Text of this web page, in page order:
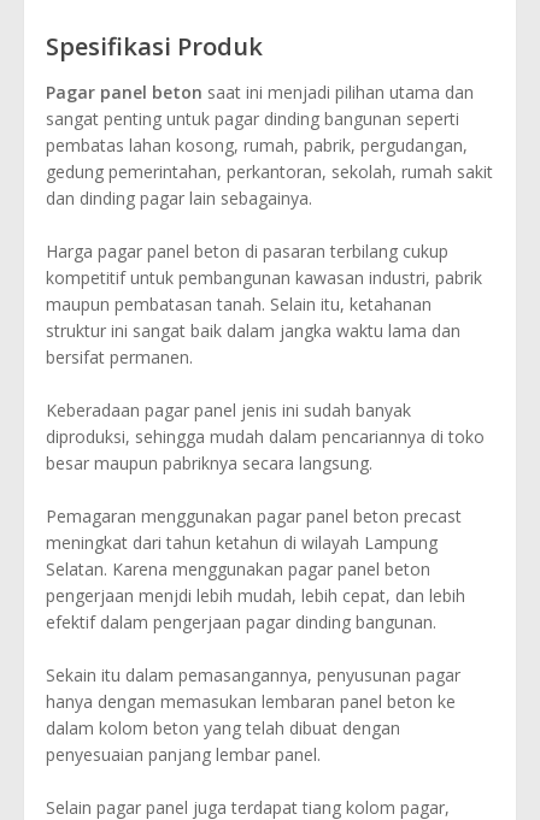
Spesifikasi Produk
Pagar panel beton saat ini menjadi pilihan utama dan
sangat penting untuk pagar dinding bangunan seperti
pembatas lahan kosong, rumah, pabrik, pergudangan,
gedung pemerintahan, perkantoran, sekolah, rumah sakit
dan dinding pagar lain sebagainya.
Harga pagar panel beton di pasaran terbilang cukup
kompetitif untuk pembangunan kawasan industri, pabrik
maupun pembatasan tanah. Selain itu, ketahanan
struktur ini sangat baik dalam jangka waktu lama dan
bersifat permanen.
Keberadaan pagar panel jenis ini sudah banyak
diproduksi, sehingga mudah dalam pencariannya di toko
besar maupun pabriknya secara langsung.
Pemagaran menggunakan pagar panel beton precast
meningkat dari tahun ketahun di wilayah Lampung
Selatan. Karena menggunakan pagar panel beton
pengerjaan menjdi lebih mudah, lebih cepat, dan lebih
efektif dalam pengerjaan pagar dinding bangunan.
Sekain itu dalam pemasangannya, penyusunan pagar
hanya dengan memasukan lembaran panel beton ke
dalam kolom beton yang telah dibuat dengan
penyesuaian panjang lembar panel.
Selain pagar panel juga terdapat tiang kolom pagar,